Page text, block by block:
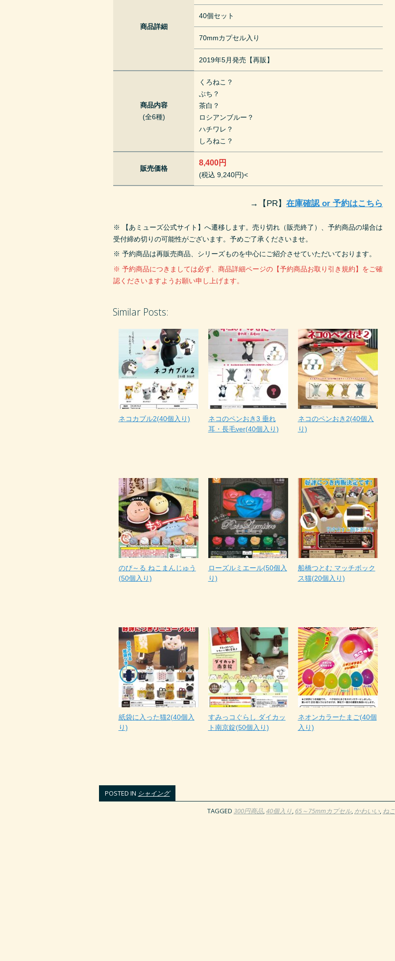
商品詳細
40個セット
70mmカプセル入り
2019年5月発売【再販】
商品内容
(全6種)
くろねこ？
ぶち？
茶白？
ロシアンブルー？
ハチワレ？
しろねこ？
販売価格
8,400円
(税込 9,240円)<
→ 【PR】在庫確認 or 予約はこちら
※ 【あミューズ公式サイト】へ遷移します。売り切れ（販売終了）、予約商品の場合は
受付締め切りの可能性がございます。予めご了承くださいませ。
※ 予約商品は再販売商品、シリーズものを中心にご紹介させていただいております。
※ 予約商品につきましては必ず、商品詳細ページの【予約商品お取り引き規約】をご確
認くださいますようお願い申し上げます。
Similar Posts:
ネコカブル2(40個入り)
ネコのペンおき3 垂れ
耳・長毛ver(40個入り)
ネコのペンおき2(40個入
り)
のび～る ねこまんじゅう
(50個入り)
ローズルミエール(50個入
り)
船橋つとむ マッチボック
ス猫(20個入り)
紙袋に入った猫2(40個入
り)
すみっコぐらし ダイカッ
ト南京錠(50個入り)
ネオンカラーたまご(40個
入り)
POSTED IN シャイング
TAGGED 300円商品, 40個入り 65～75mmカプセル, かわいい, ねこ